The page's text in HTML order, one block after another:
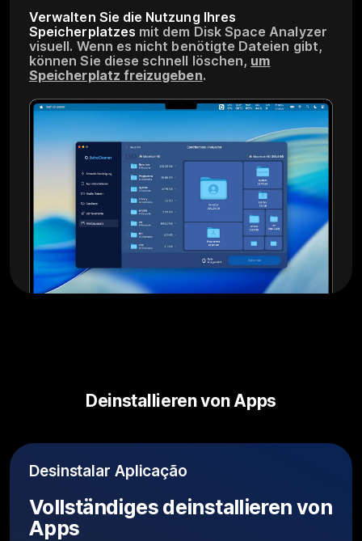
Verwalten Sie die Nutzung Ihres
Speicherplatzes mit dem Disk Space Analyzer
visuell. Wenn es nicht benötigte Dateien gibt,
können Sie diese schnell löschen, um
Speicherplatz freizugeben.
Deinstallieren von Apps
Desinstalar Aplicação
Vollständiges deinstallieren von
Apps